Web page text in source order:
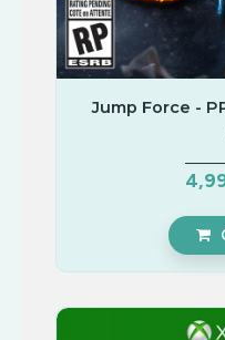
Jump Force -